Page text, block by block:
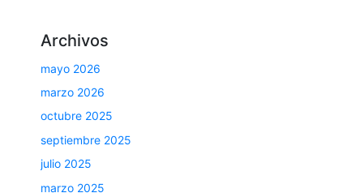
Archivos
mayo 2026
marzo 2026
octubre 2025
septiembre 2025
julio 2025
marzo 2025